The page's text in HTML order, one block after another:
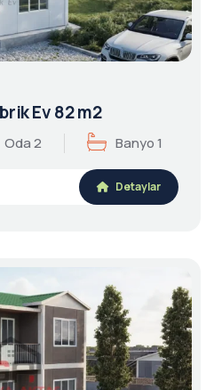
Ev 82 m2
Oda 2 Banyo 1
Detaylar